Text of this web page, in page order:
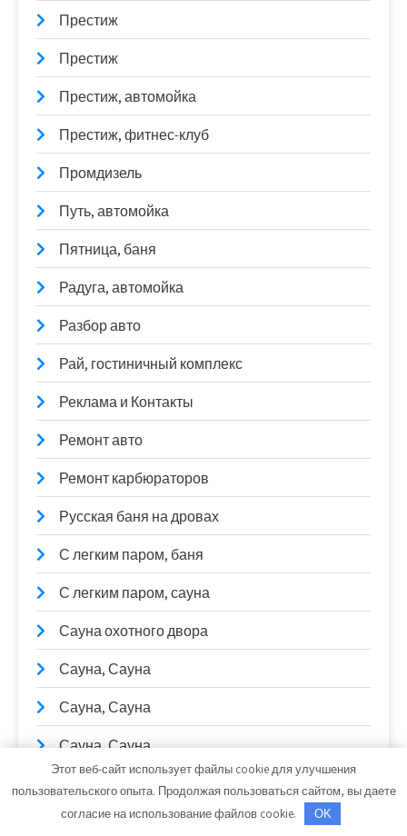
Престиж
Престиж
Престиж, автомойка
Престиж, фитнес-клуб
Промдизель
Путь, автомойка
Пятница, баня
Радуга, автомойка
Разбор авто
Рай, гостиничный комплекс
Реклама и Контакты
Ремонт авто
Ремонт карбюраторов
Русская баня на дровах
С легким паром, баня
С легким паром, сауна
Сауна охотного двора
Сауна, Сауна
Сауна, Сауна
Сауна, Сауна
Сварочные работы
СибТракСкан, официальный дистрибьютор
Этот веб-сайт использует файлы cookie для улучшения
пользовательского опыта. Продолжая пользоваться сайтом, вы даете
согласие на использование файлов cookie.
OK